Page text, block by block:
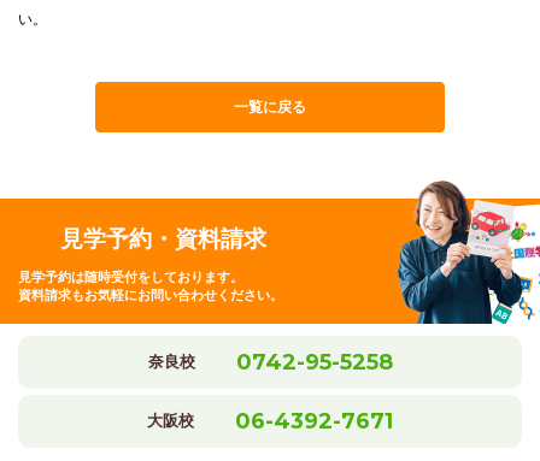
い。
一覧に戻る
見学予約・資料請求
見学予約は随時受付をしております。
資料請求もお気軽にお問い合わせください。
奈良校 0742-95-5258
大阪校 06-4392-7671